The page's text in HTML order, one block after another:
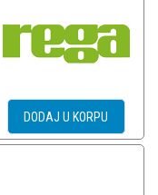
DODAJ U KORPU